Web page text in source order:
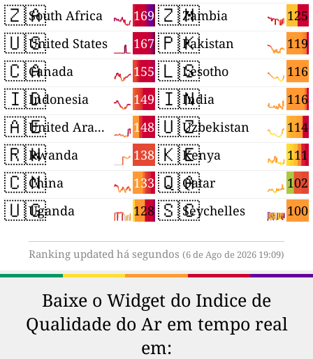
🇿🇦 169
South Africa
🇺🇸 167
United States
🇨🇦 155
Canada
🇮🇩 149
Indonesia
🇦🇪 148
United Arab Emirates
🇷🇼 138
Rwanda
🇨🇳 133
China
🇺🇬 128
Uganda
🇿🇲 125
Zambia
🇵🇰 119
Pakistan
🇱🇸 116
Lesotho
🇮🇳 116
India
🇺🇿 114
Uzbekistan
🇰🇪 111
Kenya
🇶🇦 102
Qatar
🇸🇨 100
Seychelles
Ranking updated há segundos (6 de Ago de 2026 19:09)
Baixe o Widget do Indice de
Qualidade do Ar em tempo real
em: